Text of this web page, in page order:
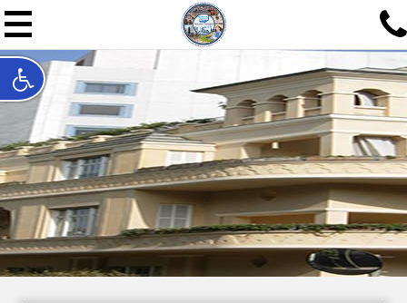
תל אביב שלי
תיור ישראלי בעריכת אילן
האתר המרכזי להיסטוריה של תל אביב ותולדות ארץ ישראל -
חייגו עכשיו:052-7747748
שלחו פנייה:ilan@mytelaviv.co.il
עברית